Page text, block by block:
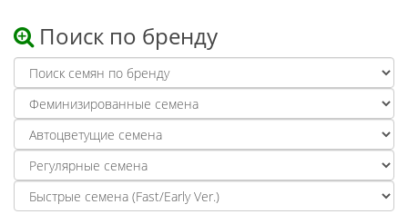
Поиск по бренду